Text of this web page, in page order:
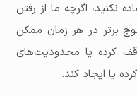
نکنید، اگرچه ما از رفتن
برتر در هر زمان ممکن
کرده یا محدودیت‌های
یا ایجاد کند.